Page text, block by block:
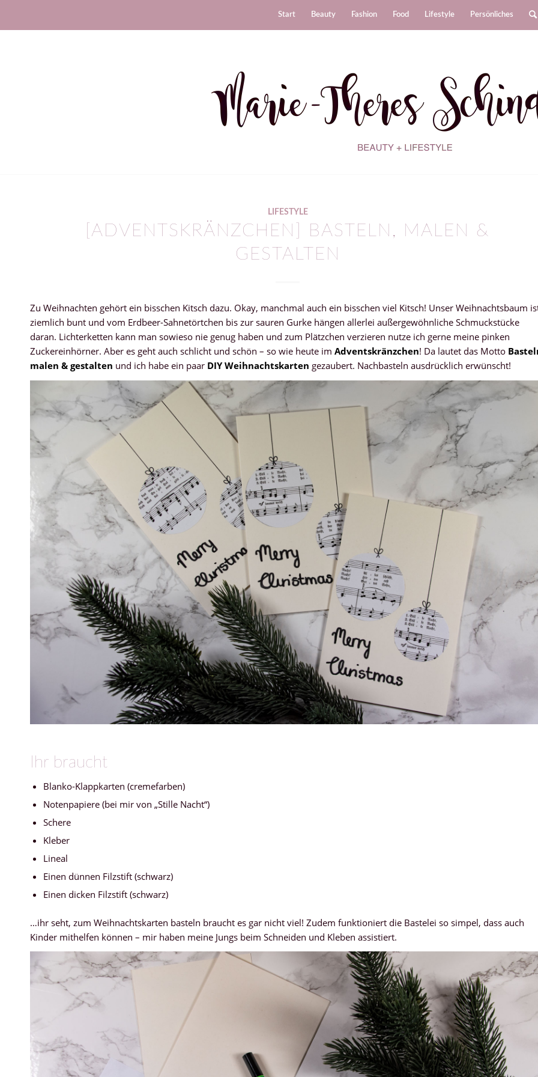
Start Beauty Fashion Food Lifestyle Persönliches
LIFESTYLE
[ADVENTSKRÄNZCHEN] BASTELN, MALEN &
GESTALTEN
Zu Weihnachten gehört ein bisschen Kitsch dazu. Okay, manchmal auch ein bisschen viel Kitsch! Unser Weihnachtsbaum
ziemlich bunt und vom Erdbeer-Sahnetörtchen bis zur sauren Gurke hängen allerlei außergewöhnliche Schmuckstücke
daran. Lichterketten kann man sowieso nie genug haben und zum Plätzchen verzieren nutze ich gerne meine pinken
Zuckereinhörner. Aber es geht auch schlicht und schön – so wie heute im Adventskränzchen! Da lautet das Motto
malen & gestalten und ich habe ein paar DIY Weihnachtskarten gezaubert. Nachbasteln ausdrücklich erwünscht!
Ihr braucht
Blanko-Klappkarten (cremefarben)
Notenpapiere (bei mir von „Stille Nacht“)
Schere
Kleber
Lineal
Einen dünnen Filzstift (schwarz)
Einen dicken Filzstift (schwarz)
…ihr seht, zum Weihnachtskarten basteln braucht es gar nicht viel! Zudem funktioniert die Bastelei so simpel, dass auch
Kinder mithelfen können – mir haben meine Jungs beim Schneiden und Kleben assistiert.